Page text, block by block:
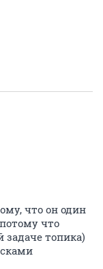
что он один
что
топика)